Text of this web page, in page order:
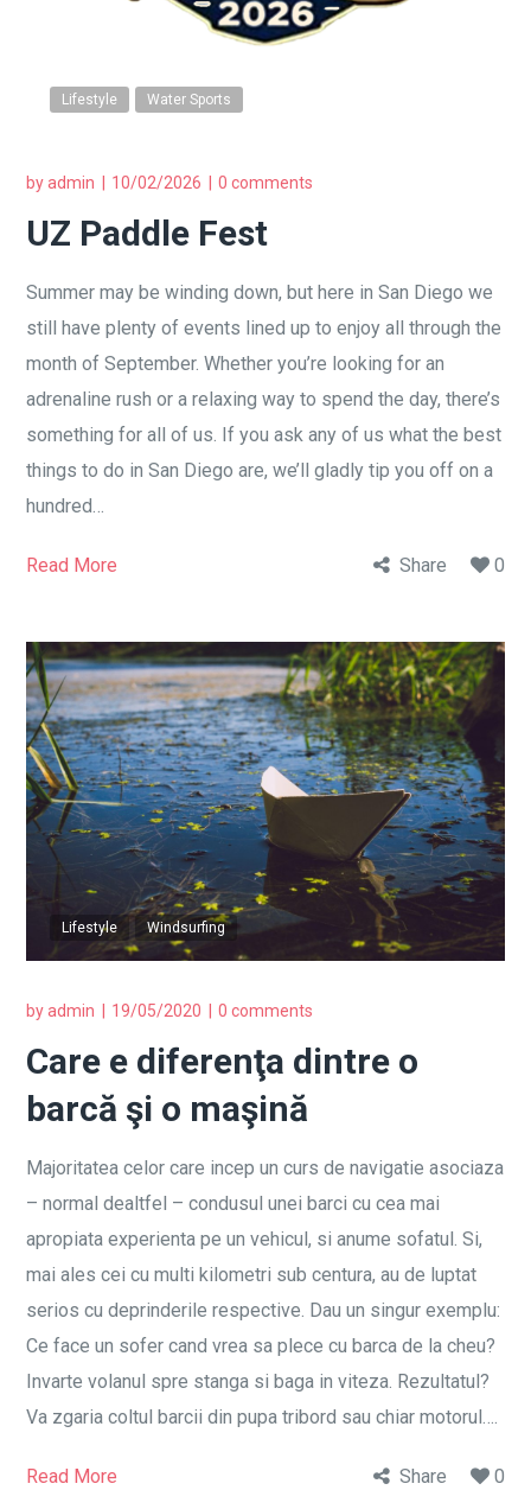
Lifestyle Water Sports
byadmin 10/02/2026 0 comments
UZ Paddle Fest
Summer may be winding down, but here in San Diego we
still have plenty of events lined up to enjoy all through the
month of September. Whether you’re looking for an
adrenaline rush or a relaxing way to spend the day, there’s
something for all of us. If you ask any of us what the best
things to do in San Diego are, we’ll gladly tip you off on a
hundred…
Read More Share 0
Lifestyle Windsurfing
byadmin 19/05/2020 0 comments
Care e diferenţa dintre o
barcă şi o maşină
Majoritatea celor care incep un curs de navigatie asociaza
– normal dealtfel – condusul unei barci cu cea mai
apropiata experienta pe un vehicul, si anume sofatul. Si,
mai ales cei cu multi kilometri sub centura, au de luptat
serios cu deprinderile respective. Dau un singur exemplu:
Ce face un sofer cand vrea sa plece cu barca de la cheu?
Invarte volanul spre stanga si baga in viteza. Rezultatul?
Va zgaria coltul barcii din pupa tribord sau chiar motorul….
Read More Share 0